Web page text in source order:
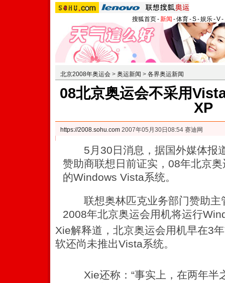
搜狐首页-新闻 -体育-S-娱乐-V-
北京2008年奥运会 > 奥运新闻 > 各界奥运新闻
08北京奥运会不采用
XP
https://2008.sohu.com 2007年05月30日08:54 赛迪网
5月30日消息，据国外媒体报
赞助商联想日前证实，08年北京
的Windows Vista系统。
联想奥林匹克业务部门赞助主
2008年北京奥运会用机将运行
Xie解释道，北京奥运会用机早在3
软还尚未推出Vista系统。
Xie还称：“事实上，在两年半